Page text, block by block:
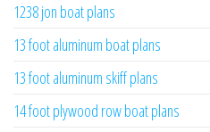
1238 jon boat plans
13 foot aluminum boat plans
13 foot aluminum skiff plans
14 foot plywood row boat plans